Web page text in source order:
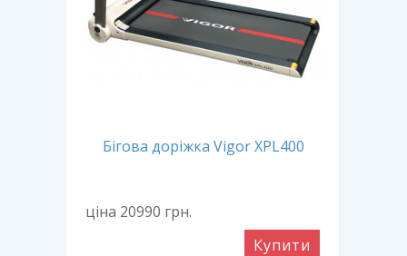
Бігова доріжка Vigor XPL400
ціна 20990 грн.
Купити